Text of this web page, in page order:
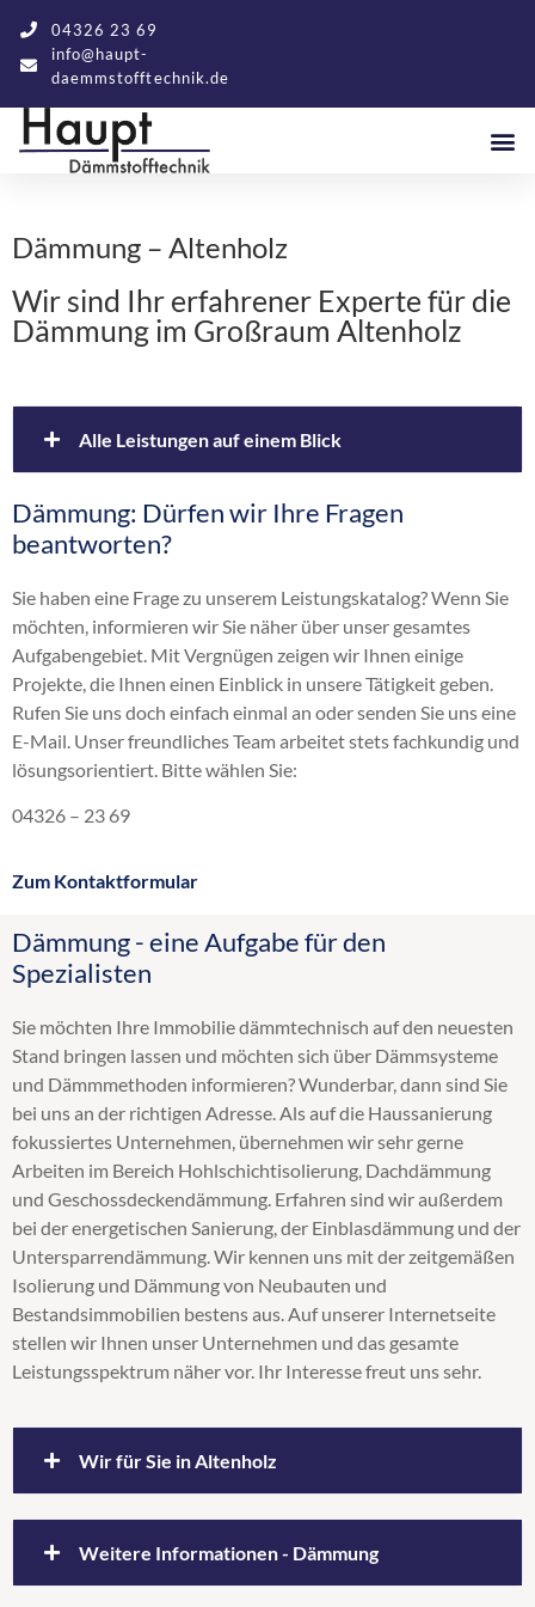
04326 23 69
info@haupt-
daemmstofftechnik.de
Dämmung – Altenholz
Wir sind Ihr erfahrener Experte für die
Dämmung im Großraum Altenholz
Dämmung - eine Aufgabe für den
Spezialisten
Sie möchten Ihre Immobilie dämmtechnisch auf den neuesten
Stand bringen lassen und möchten sich über Dämmsysteme
und Dämmmethoden informieren? Wunderbar, dann sind Sie
bei uns an der richtigen Adresse. Als auf die Haussanierung
fokussiertes Unternehmen, übernehmen wir sehr gerne
Arbeiten im Bereich Hohlschichtisolierung, Dachdämmung
und Geschossdeckendämmung. Erfahren sind wir außerdem
bei der energetischen Sanierung, der Einblasdämmung und der
Untersparrendämmung. Wir kennen uns mit der zeitgemäßen
Isolierung und Dämmung von Neubauten und
Bestandsimmobilien bestens aus. Auf unserer Internetseite
stellen wir Ihnen unser Unternehmen und das gesamte
Leistungsspektrum näher vor. Ihr Interesse freut uns sehr.
Wir für Sie in Altenholz
Unser Vertriebsgebiet umfasst auch
Altenholz
Weitere Informationen - Dämmung
Alle Leistungen auf einem Blick
Altbaudämmung
Brandschutz Einblasdämmung
Dachdämmung
Dachschrägendämmung
Einblasdämmung
Einblasen
energetische Sanierung
Flachdachdämmung
Fußbodendämmung
Gebäudedämmung
Hohlraumdämmung
Innendämmung
Kellerdeckendämmung
Obergeschossdeckendämmung
Steicozell
Supafil
Untersparrendämmung
Wärmedämmung
Zellulosedämmung
Dämmung: Dürfen wir Ihre Fragen
beantworten?
Sie haben eine Frage zu unserem Leistungskatalog? Wenn Sie
möchten, informieren wir Sie näher über unser gesamtes
Aufgabengebiet. Mit Vergnügen zeigen wir Ihnen einige
Projekte, die Ihnen einen Einblick in unsere Tätigkeit geben.
Rufen Sie uns doch einfach einmal an oder senden Sie uns eine
E-Mail. Unser freundliches Team arbeitet stets fachkundig und
lösungsorientiert. Bitte wählen Sie:
04326 – 23 69
Zum Kontaktformular